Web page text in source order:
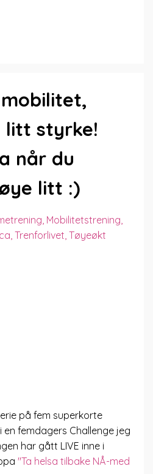
litt styrke!
når du
litt :)
Mobilitetstrening
Trenforlivet Tøyeøkt
på fem superkorte
femdagers Challenge jeg
har gått LIVE inne i
"Ta helsa tilbake NÅ-med